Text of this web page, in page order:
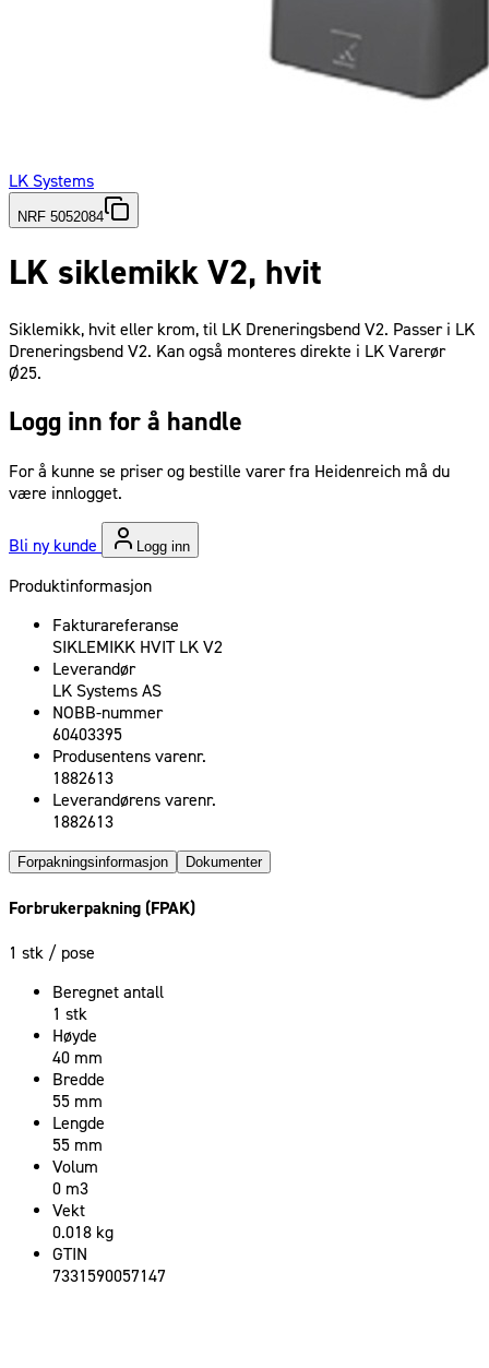
LK Systems
NRF 5052084
LK siklemikk V2, hvit
Siklemikk, hvit eller krom, til LK Dreneringsbend V2. Passer i LK
Dreneringsbend V2. Kan også monteres direkte i LK Varerør
Ø25.
Logg inn for å handle
For å kunne se priser og bestille varer fra Heidenreich må du
være innlogget.
Bli ny kunde Logg inn
Produktinformasjon
Fakturareferanse
SIKLEMIKK HVIT LK V2
Leverandør
LK Systems AS
NOBB-nummer
60403395
Produsentens varenr.
1882613
Leverandørens varenr.
1882613
Forpakningsinformasjon Dokumenter
Forbrukerpakning (FPAK)
1 stk / pose
Beregnet antall
1 stk
Høyde
40 mm
Bredde
55 mm
Lengde
55 mm
Volum
0 m3
Vekt
0.018 kg
GTIN
7331590057147